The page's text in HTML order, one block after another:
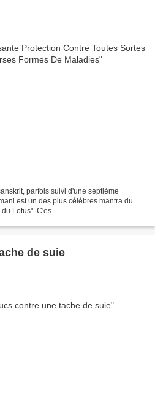
parfois suivi d'une septième
est un des plus célèbres mantra du
Lotus". C'es...
de suie